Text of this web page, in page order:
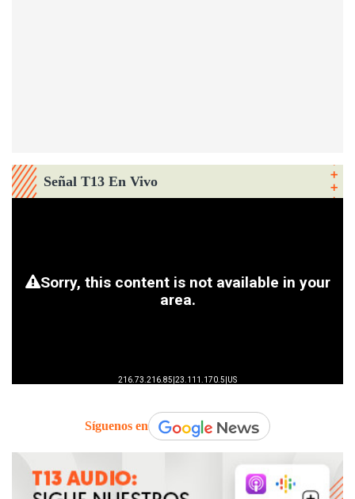
Señal T13 En Vivo
Síguenos en